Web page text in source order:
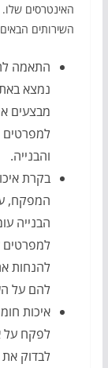
האינטרסים
השירותים
התאמה
נמצא
מבצעים
למפרטים
והבנייה.
בקרת
המפקח,
הבנייה
למפרטים
להנחות
להם על
איכות
לפקח על
לבדוק את